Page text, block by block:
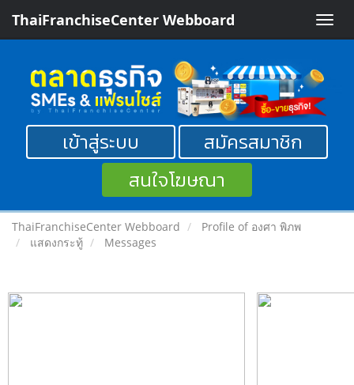
Toggle
ThaiFranchiseCenter Webboard
เข้าสู่ระบบ
สมัครสมาชิก
สนใจโฆษณา
ThaiFranchiseCenter Webboard
Profile of องศา พิภพ
แสดงกระทู้
Messages